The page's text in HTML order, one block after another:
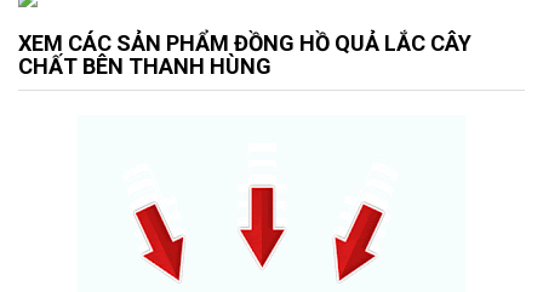
XEM CÁC SẢN PHẨM ĐỒNG HỒ QUẢ LẮC CÂY
CHẤT BÊN THANH HÙNG